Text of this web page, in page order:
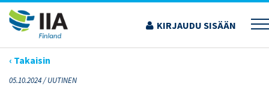
Siirry
sisältöön
KIRJAUDU SISÄÄN
›ARTIKKELIT›JÄSENETUSI: LOKAKUUN 2024 INTERNAL AUDITOR -LEHTI!
‹ Takaisin
05.10.2024 /UUTINEN